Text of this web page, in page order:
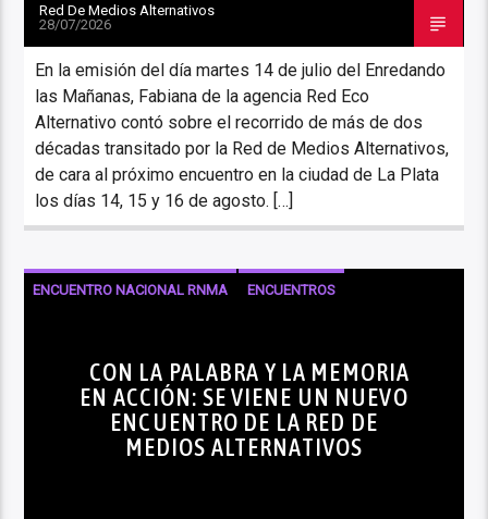
Red De Medios Alternativos
28/07/2026
En la emisión del día martes 14 de julio del Enredando
las Mañanas, Fabiana de la agencia Red Eco
Alternativo contó sobre el recorrido de más de dos
décadas transitado por la Red de Medios Alternativos,
de cara al próximo encuentro en la ciudad de La Plata
los días 14, 15 y 16 de agosto. […]
ENCUENTRO NACIONAL RNMA ENCUENTROS
CON LA PALABRA Y LA MEMORIA
EN ACCIÓN: SE VIENE UN NUEVO
ENCUENTRO DE LA RED DE
MEDIOS ALTERNATIVOS